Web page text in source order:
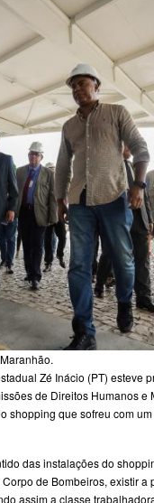
Zé Inácio (PT) esteve
de Direitos Humanos e
shopping que sofreu com
das instalações do
de Bombeiros, existir
assim a classe